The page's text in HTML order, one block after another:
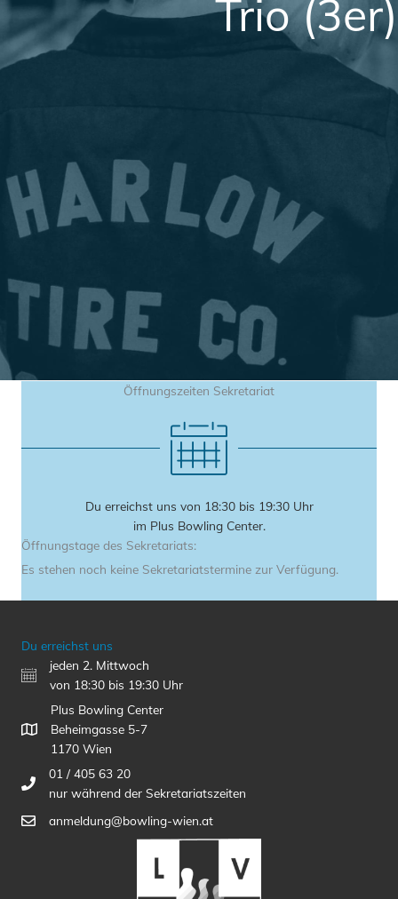
Trio (3er)
Öffnungszeiten Sekretariat
Du erreichst uns von 18:30 bis 19:30 Uhr
im Plus Bowling Center.
Öffnungstage des Sekretariats:
Es stehen noch keine Sekretariatstermine zur Verfügung.
Du erreichst uns
jeden 2. Mittwoch
von 18:30 bis 19:30 Uhr
Plus Bowling Center
Beheimgasse 5-7
1170 Wien
01 / 405 63 20
nur während der Sekretariatszeiten
anmeldung@bowling-wien.at